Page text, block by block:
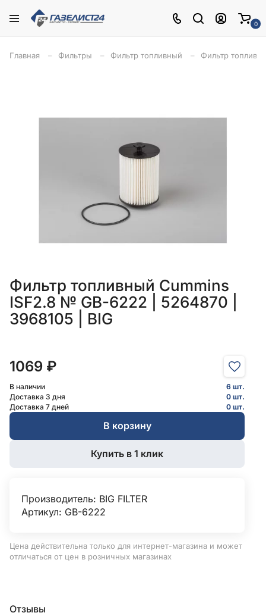
0
Главная Фильтры Фильтр топливный Фильтр
Фильтр топливный Cummins
ISF2.8 № GB-6222 | 5264870 |
3968105 | BIG
1069 ₽
В наличии
6 шт.
Доставка 3 дня
0 шт.
Доставка 7 дней
0 шт.
В корзину
Купить в 1 клик
Производитель: BIG FILTER
Артикул: GB-6222
Цена действительна только для интернет-магазина и может
отличаться от цен в розничных магазинах
Отзывы